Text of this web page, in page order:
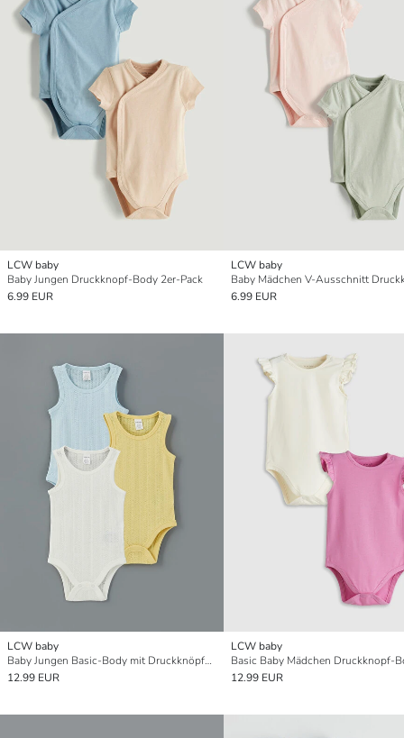
LCW baby
Baby Jungen Druckknopf-Body 2er-Pack
6.99 EUR
LCW baby
6.99 EUR
LCW baby
Baby Jungen Basic-Body mit Druckknöpfen und Rundhalsausschnitt 3er-Pack
12.99 EUR
LCW baby
12.99 EUR